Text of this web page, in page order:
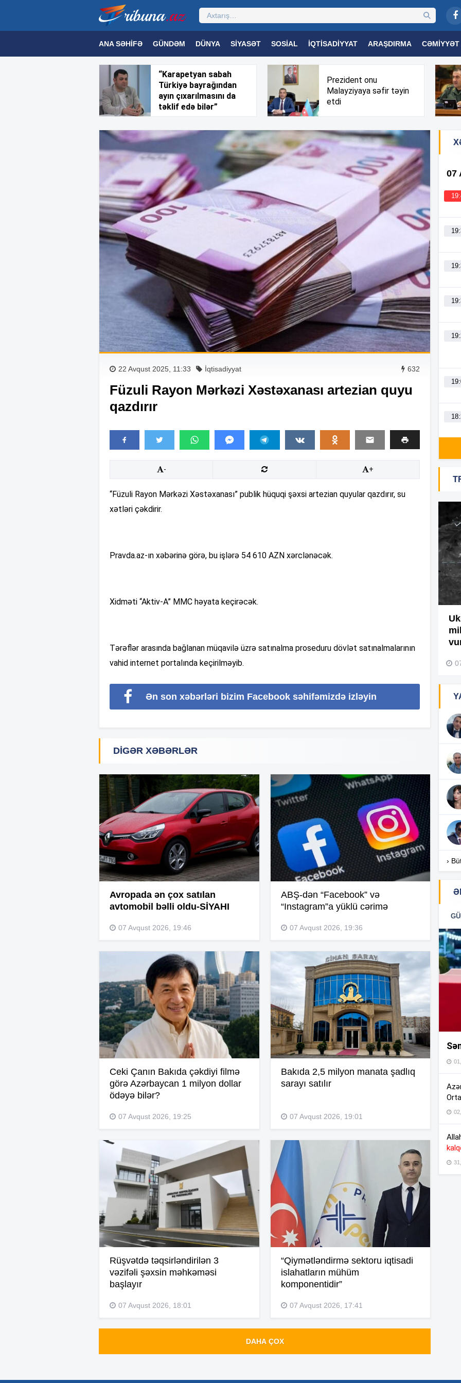
ANA SƏHIFƏ GÜNDƏM DÜNYA SIYASƏT SOSIAL İQTISADIYYAT ARAŞDIRMA CƏMIYYƏT
MƏDƏNIYYƏT MAQAZIN TEXNOLOGIYA TƏHSIL TRIBUNA TV
“Karapetyan sabah
Türkiyə bayrağından
ayın çıxarılmasını da
təklif edə bilər”
Prezident onu
Malayziyaya səfir təyin
etdi
22 Avqust 2025, 11:33 İqtisadiyyat 632
Füzuli Rayon Mərkəzi Xəstəxanası artezian quyu
qazdırır
- +
“Füzuli Rayon Mərkəzi Xəstəxanası” publik hüquqi şəxsi artezian quyular qazdırır, su
xətləri çəkdirir.
Pravda.az-ın xəbərinə görə, bu işlərə 54 610 AZN xərclənəcək.
Xidməti “Aktiv-A” MMC həyata keçirəcək.
Tərəflər arasında bağlanan müqavilə üzrə satınalma proseduru dövlət satınalmalarının
vahid internet portalında keçirilməyib.
Ən son xəbərləri bizim Facebook səhifəmizdə izləyin
DIGƏR XƏBƏRLƏR
Avropada ən çox satılan
avtomobil bəlli oldu-SİYAHI
07 Avqust 2026, 19:46
ABŞ-dən “Facebook” və
“Instagram”a yüklü cərimə
07 Avqust 2026, 19:36
Ceki Çanın Bakıda çəkdiyi filmə
görə Azərbaycan 1 milyon dollar
ödəyə bilər?
07 Avqust 2026, 19:25
Bakıda 2,5 milyon manata şadlıq
sarayı satılır
07 Avqust 2026, 19:01
Rüşvətdə təqsirləndirilən 3
vəzifəli şəxsin məhkəməsi
başlayır
07 Avqust 2026, 18:01
“Qiymətləndirmə sektoru iqtisadi
islahatların mühüm
komponentidir”
07 Avqust 2026, 17:41
DAHA ÇOX
07
04 Avqust 2026, 09:45
›